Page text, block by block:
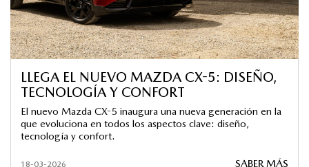
LLEGA EL NUEVO MAZDA CX-5: DISEÑO,
TECNOLOGÍA Y CONFORT
El nuevo Mazda CX-5 inaugura una nueva generación en la
que evoluciona en todos los aspectos clave: diseño,
tecnología y confort.
18-03-2026 SABER MÁS